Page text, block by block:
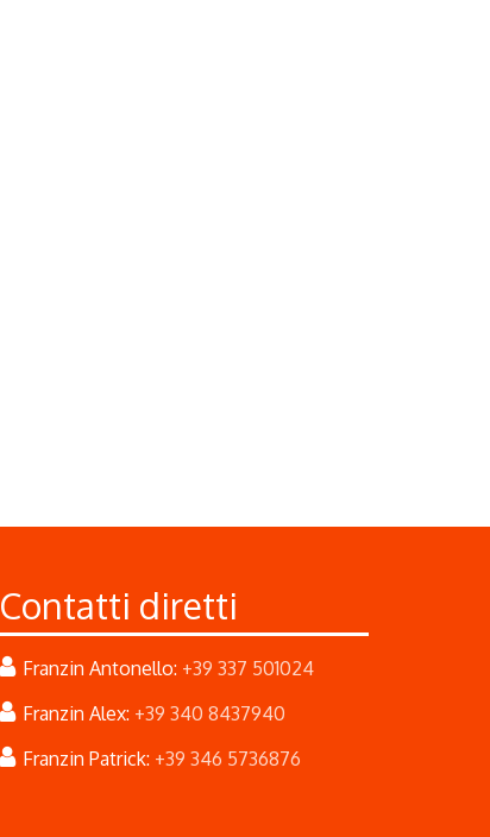
Contatti diretti
Franzin Antonello: +39 337 501024
Franzin Alex: +39 340 8437940
Franzin Patrick: +39 346 5736876